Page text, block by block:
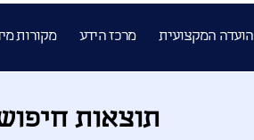
הועדה המקצועית מרכז הידע מקורות
תוצאות